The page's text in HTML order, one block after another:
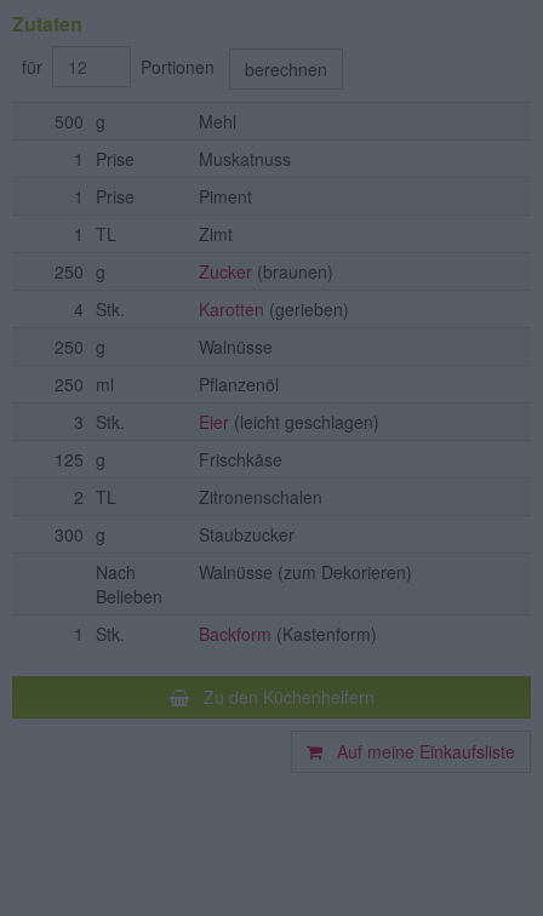
Zutaten
für Portionen berechnen
500 g
Mehl
1
Prise
Muskatnuss
1
Prise
Piment
1
TL
Zimt
250 g Zucker (braunen)
4 Stk. Karotten (gerieben)
250 g
Walnüsse
250 ml
Pflanzenöl
3 Stk. Eier (leicht geschlagen)
125 g
Frischkäse
2 TL
Zitronenschalen
300 g
Staubzucker
Nach
Belieben
Walnüsse (zum Dekorieren)
1 Stk. Backform (Kastenform)
Zu den Küchenhelfern
Auf meine Einkaufsliste